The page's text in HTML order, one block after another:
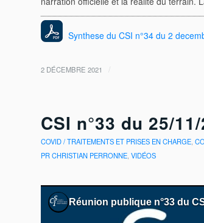
Synthese du CSI n°34 du 2
2 DÉCEMBRE 2021 /
CSI n°33 du 25/11/
COVID / TRAITEMENTS ET PRISES EN CHARGE,
PR CHRISTIAN PERRONNE, VIDÉOS